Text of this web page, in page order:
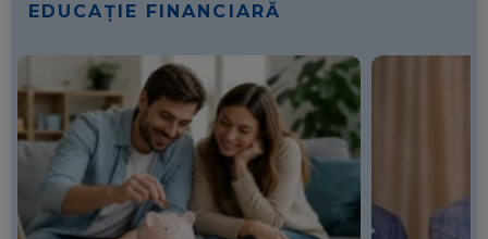
EDUCAȚIE FINANCIARĂ